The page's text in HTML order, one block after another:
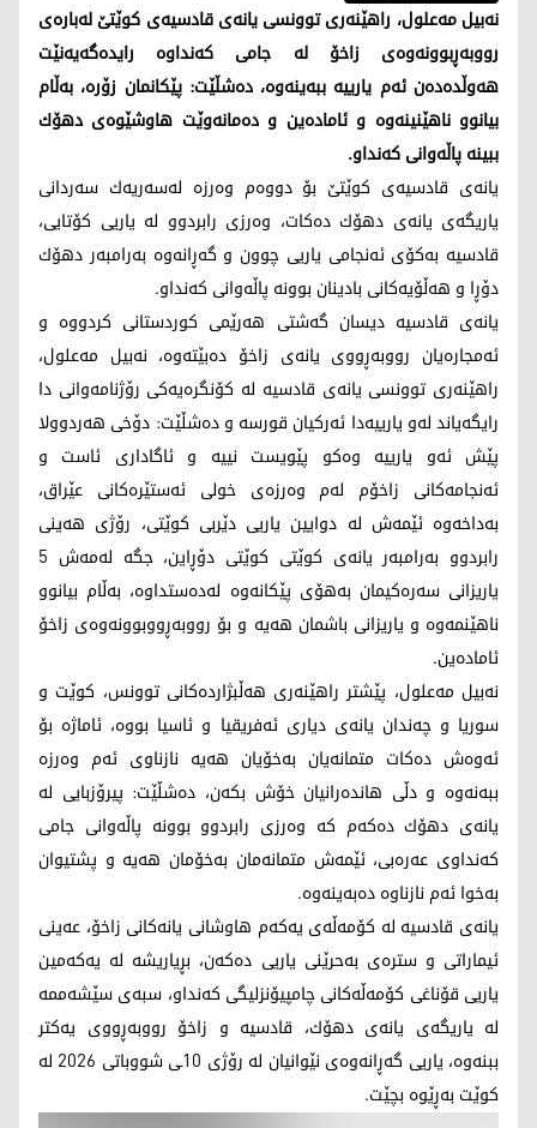
نەبیل مەعلول، راهێنەری توونسی یانەی قادسیەی كوێتێ لەبارەی
رووبەڕبوونەوەی زاخۆ لە جامی كەنداوە رایدەگەیەنێت
هەوڵدەدەن ئەم یارییە ببەینەوە، دەشڵێت: پێكانمان زۆرە، بەڵام
بیانوو ناهێنینەوە و ئامادەین و دەمانەوێت هاوشێوەی دهۆك
ببینە پاڵەوانی كەنداو.
یانەی قادسیەی كوێتێ بۆ دووەم وەرزە لەسەریەك سەردانی
یاریگەی یانەی دهۆك دەكات، وه‌رزی رابردوو لە‌ یاریی كۆتایی،
قادسیە به‌كۆی ئه‌نجامی یاریی چوون و گه‌ڕانه‌وه بەرامبەر دهۆك
دۆڕا و هەڵۆیەكانی بادینان بوونە پاڵه‌وانی كەنداو.
یانەی قادسیە دیسان گەشتی هەرێمی كوردستانی كردووە و
ئەمجارەیان رووبەڕووی یانەی زاخۆ دەبێتەوە، نەبیل مەعلول،
راهێنەری توونسی یانەی قادسیە لە كۆنگرەیەكی رۆژنامەوانی دا
رایگەیاند لەو یارییەدا ئەركیان قورسە و دەشڵێت: دۆخی هەردوولا
پێش ئەو یارییە وەكو پێویست نییە و ئاگاداری ئاست و
ئەنجامەكانی زاخۆم لەم وەرزەی خولی ئەستێرەكانی عێراق،
بەداخەوە ئێمەش لە دوایین یاریی دێربی كوێتی، رۆژی هەینی
رابردوو بەرامبەر یانەی كوێتی كوێتی دۆڕاین، جگە لەمەش 5
یاریزانی سەرەكیمان بەهۆی پێكانەوە لەدەستداوە، بەڵام بیانوو
ناهێنمەوە و یاریزانی باشمان هەیە و بۆ رووبەڕووبوونەوەی زاخۆ
ئامادەین.
نەبیل مەعلول، پێشتر راهێنەری هەڵبژاردەكانی توونس، كوێت و
سوریا و چەندان یانەی دیاری ئەفریقیا و ئاسیا بووە، ئاماژە بۆ
ئەوەش دەكات متمانەیان بەخۆیان هەیە نازناوی ئەم وەرزە
ببەنەوە و دڵی هاندەرانیان خۆش بكەن، دەشڵێت: پیرۆزبایی لە
یانەی دهۆك دەكەم كە وەرزی رابردوو بوونە پاڵەوانی جامی
كەنداوی عەرەبی، ئێمەش متمانەمان بەخۆمان هەیە و پشتیوان
بەخوا ئەم نازناوە دەبەینەوە.
یانەی قادسیە لە كۆمەڵەی یەكەم هاوشانی یانەكانی زاخۆ، عەینی
ئیماراتی و سترەی بەحرێنی یاریی دەكەن، بڕیاریشە لە یەكەمین
یاریی قۆناغی كۆمەڵەكانی چامپیۆنزلیگی كەنداو، سبەی سێشەممە
لە یاریگەی یانەی دهۆك، قادسیە و زاخۆ رووبەڕووی یەكتر
ببنەوە، یاریی گەڕانەوەی نێوانیان لە رۆژی 10ـی شووباتی 2026 لە
كوێت بەڕێوە بچێت.